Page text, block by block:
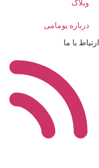
وبلاگ
درباره یومامی
ارتباط با ما